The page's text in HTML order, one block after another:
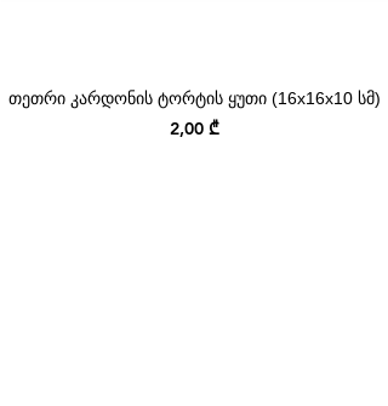
თეთრი კარდონის ტორტის ყუთი (16x16x10 სმ)
Price
2,00 ₾